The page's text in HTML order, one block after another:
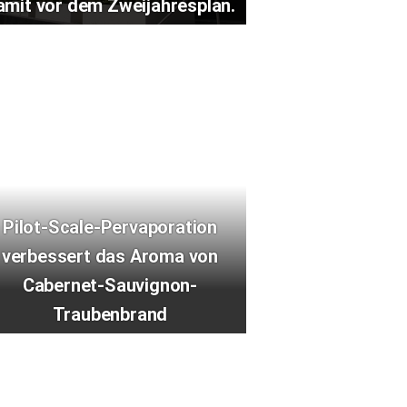
vor dem Zweijahresplan.
Pilot-Scale-Pervaporation
verbessert das Aroma von
Cabernet-Sauvignon-
Traubenbrand